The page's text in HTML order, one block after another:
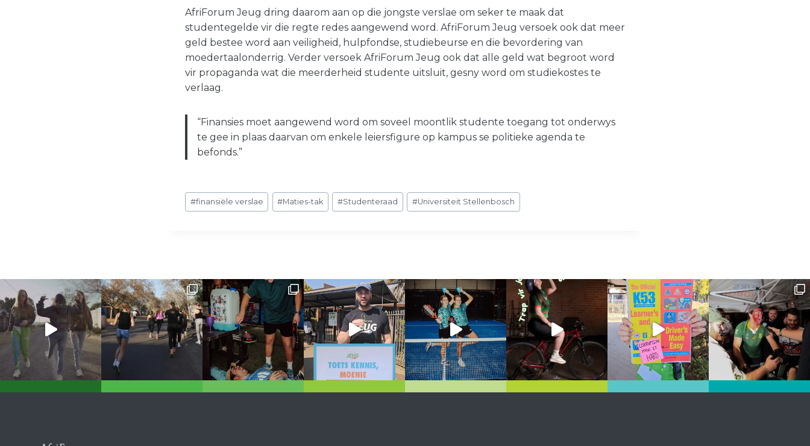
AfriForum Jeug dring daarom aan op die jongste verslae om seker te maak dat
studentegelde vir die regte redes aangewend word. AfriForum Jeug versoek ook dat meer
geld bestee word aan veiligheid, hulpfondse, studiebeurse en die bevordering van
moedertaalonderrig. Verder versoek AfriForum Jeug ook dat alle geld wat begroot word
vir propaganda wat die meerderheid studente uitsluit, gesny word om studiekostes te
verlaag.
“Finansies moet aangewend word om soveel moontlik studente toegang tot onderwys
te gee in plaas daarvan om enkele leiersfigure op kampus se politieke agenda te
befonds.”
Post
Tags:
#finansiële verslae #Maties-tak #Studenteraad #Universiteit Stellenbosch